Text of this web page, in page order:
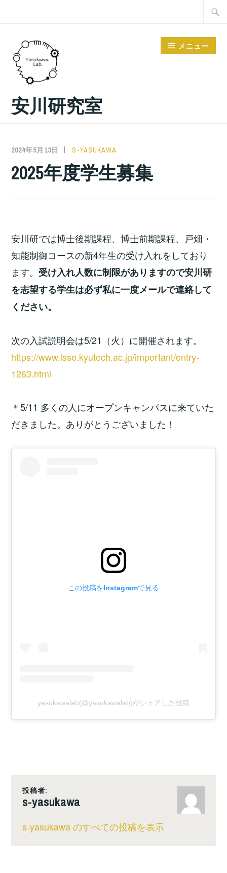
安川研究室
メニュー
2024年5月13日 S-YASUKAWA
2025年度学生募集
安川研では博士後期課程、博士前期課程、戸畑・
知能制御コースの新4年生の受け入れをしており
ます。 受け入れ人数に制限がありますので安川研
を志望する学生は必ず私に一度メールで連絡して
ください。
次の入試説明会は5/21（火）に開催されます。
https://www.lsse.kyutech.ac.jp/important/entry-
1263.html
＊5/11 多くの人にオープンキャンパスに来ていた
だきました。ありがとうございました！
この投稿をInstagramで見る
yasukawalab(@yasukawalab)がシェアした投稿
投稿者:
s-yasukawa
s-yasukawa のすべての投稿を表示